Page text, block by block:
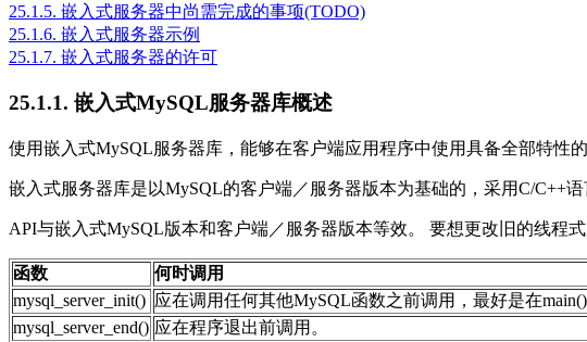
25.1.5. 嵌入式服务器中尚需完成的事项(TODO)
25.1.6. 嵌入式服务器示例
25.1.7. 嵌入式服务器的许可
25.1.1. 嵌入式MySQL服务器库概述
使用嵌入式MySQL服务器库，能够在客户端应用程序中使用具备全部特性
嵌入式服务器库是以MySQL的客户端／服务器版本为基础的，采用C/C++
API与嵌入式MySQL版本和客户端／服务器版本等效。 要想更改旧的线程
函数
何时调用
mysql_server_init() 应在调用任何其他MySQL函数之前调用，最好是在
mysql_server_end() 应在程序退出前调用。